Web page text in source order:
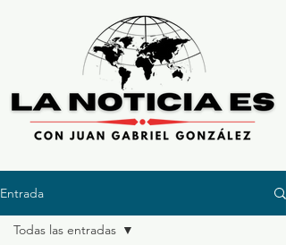
Entrada
Todas las entradas